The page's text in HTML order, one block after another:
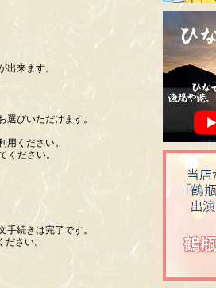
出来ます。
びいただけます。
用ください。
ください。
続きは完了です。
さい。